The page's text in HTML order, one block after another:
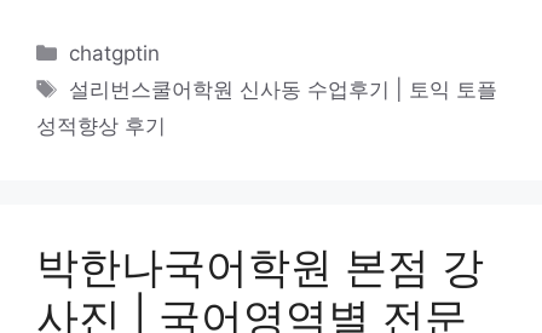
카
테
리
chatgptin
태
그
설리번스쿨어학원 신사동 수업후기 | 토익 토플
성적향상 후기
박한나국어학원 본점 강
사진 | 국어영역별 전문